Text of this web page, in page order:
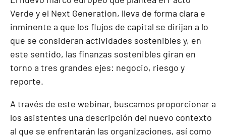
Verde y el Next Generation, lleva de forma clara e
inminente a que los flujos de capital se dirijan a lo
que se consideran actividades sostenibles y, en
este sentido, las finanzas sostenibles giran en
torno a tres grandes ejes: negocio, riesgo y
reporte.
A través de este webinar, buscamos proporcionar a
los asistentes una descripción del nuevo contexto
al que se enfrentarán las organizaciones, así como